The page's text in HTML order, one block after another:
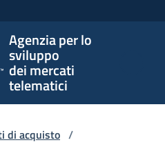
Agenzia per lo
sviluppo
dei mercati
telematici
di acquisto /